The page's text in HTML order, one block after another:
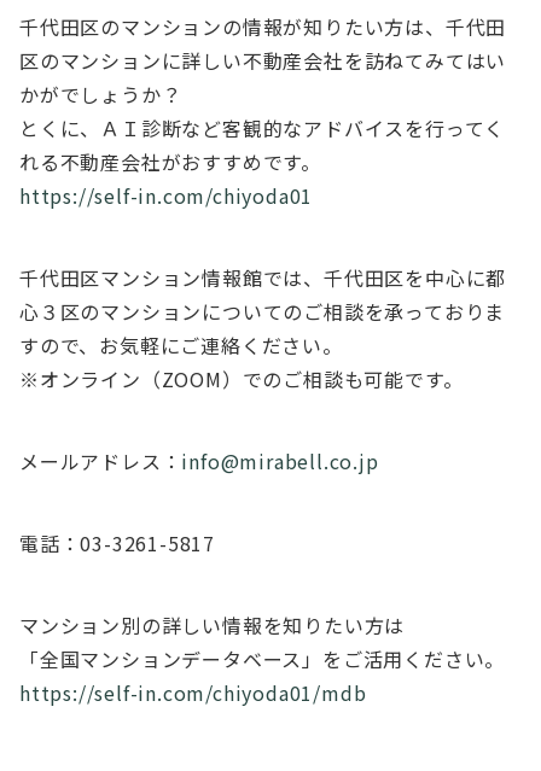
千代田区のマンションの情報が知りたい方は、千代田
区のマンションに詳しい不動産会社を訪ねてみてはい
かがでしょうか？
とくに、ＡＩ診断など客観的なアドバイスを行ってく
れる不動産会社がおすすめです。
https://self-in.com/chiyoda01
千代田区マンション情報館では、千代田区を中心に都
心３区のマンションについてのご相談を承っておりま
すので、お気軽にご連絡ください。
※オンライン（ZOOM）でのご相談も可能です。
メールアドレス： info@mirabell.co.jp
電話：03-3261-5817
マンション別の詳しい情報を知りたい方は
「全国マンションデータベース」をご活用ください。
https://self-in.com/chiyoda01/mdb